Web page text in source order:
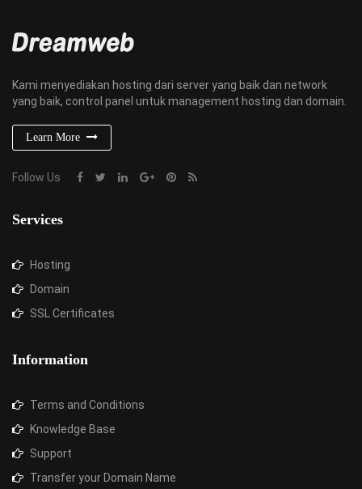
Kami menyediakan hosting dari server yang baik dan network
yang baik, control panel untuk management hosting dan domain.
Learn More
Follow Us
Services
Hosting
Domain
SSL Certificates
Information
Terms and Conditions
Knowledge Base
Support
Transfer your Domain Name